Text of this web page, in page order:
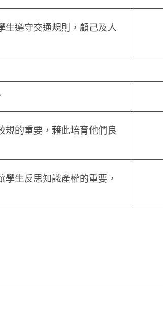
生遵守交通規則，顧己及人
規的重要，藉此培育他們良
生反思知識產權的重要，